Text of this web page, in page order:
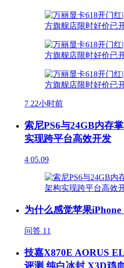
7 22小时前
索尼PS6与24GB内存
实现跨平台高效开发
4 05.09
为什么感觉苹果iPhone
问答 11
技嘉X870E AORUS
评测 纯白冰封 X3D鸡